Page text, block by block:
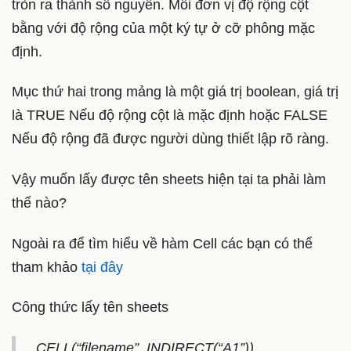
tròn ra thành số nguyên. Mỗi đơn vị độ rộng cột
bằng với độ rộng của một ký tự ở cỡ phông mặc
định.
Mục thứ hai trong mảng là một giá trị boolean, giá trị
là TRUE Nếu độ rộng cột là mặc định hoặc FALSE
Nếu độ rộng đã được người dùng thiết lập rõ ràng.
Vậy muốn lấy được tên sheets hiện tại ta phải làm
thế nào?
Ngoài ra để tìm hiểu về hàm Cell các bạn có thể
tham khảo tại đây
Công thức lấy tên sheets
CELL(“filename”, INDIRECT(“A1”))